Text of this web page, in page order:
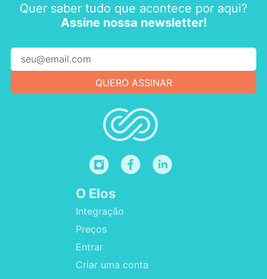
Quer saber tudo que acontece por aqui?
Assine nossa newsletter!
O Elos
Integração
Preços
Entrar
Criar uma conta